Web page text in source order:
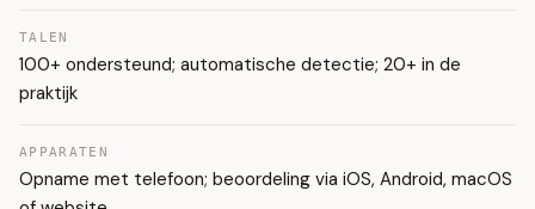
TALEN
100+ ondersteund; automatische detectie; 20+ in de
praktijk
APPARATEN
Opname met telefoon; beoordeling via iOS, Android, macOS